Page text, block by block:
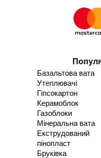
Базальтова вата
Утеплювачі
Гіпсокартон
Керамоблок
Газоблоки
Мінеральна вата
Екструдований
пінопласт
Бруківка